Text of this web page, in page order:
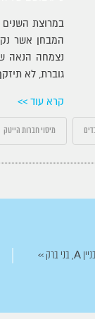
במרוצת
המבחן אשר
נצמחה הנאה
גוברת, לא
קרא עוד >>
מיסוי חברות הייטק